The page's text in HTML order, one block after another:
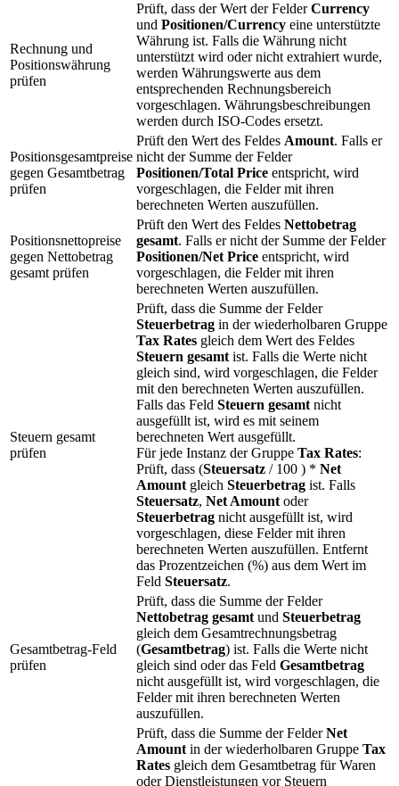
Rechnung und
Positionswährung
prüfen
Prüft, dass der Wert der FelderCurrency
und Positionen/Currency eine unterstützte
Währung ist. Falls die Währung nicht
unterstützt wird oder nicht extrahiert wurde,
werden Währungswerte aus dem
entsprechenden Rechnungsbereich
vorgeschlagen. Währungsbeschreibungen
werden durch ISO-Codes ersetzt.
Positionsgesamtpreise
gegen Gesamtbetrag
prüfen
Prüft den Wert des Feldes Amount. Falls er
nicht der Summe der Felder
Positionen/Total Price entspricht, wird
vorgeschlagen, die Felder mit ihren
berechneten Werten auszufüllen.
Positionsnettopreise
gegen Nettobetrag
gesamt prüfen
Prüft den Wert des Feldes Nettobetrag
gesamt. Falls er nicht der Summe der Felder
Positionen/Net Price entspricht, wird
vorgeschlagen, die Felder mit ihren
berechneten Werten auszufüllen.
Steuern gesamt
prüfen
Prüft, dass die Summe der Felder
Steuerbetrag in der wiederholbaren Gruppe
Tax Rates gleich dem Wert des Feldes
Steuern gesamt ist. Falls die Werte nicht
gleich sind, wird vorgeschlagen, die Felder
mit den berechneten Werten auszufüllen.
Falls das Feld Steuern gesamt nicht
ausgefüllt ist, wird es mit seinem
berechneten Wert ausgefüllt.
Für jede Instanz der Gruppe Tax Rates:
Prüft, dass (Steuersatz / 100 ) * Net
Amount gleich Steuerbetrag ist. Falls
Steuersatz, Net Amount oder
Steuerbetrag nicht ausgefüllt ist, wird
vorgeschlagen, diese Felder mit ihren
berechneten Werten auszufüllen. Entfernt
das Prozentzeichen (%) aus dem Wert im
Feld Steuersatz.
Gesamtbetrag-Feld
prüfen
Prüft, dass die Summe der Felder
Nettobetrag gesamt und Steuerbetrag
gleich dem Gesamtrechnungsbetrag
(Gesamtbetrag) ist. Falls die Werte nicht
gleich sind oder das Feld Gesamtbetrag
nicht ausgefüllt ist, wird vorgeschlagen, die
Felder mit ihren berechneten Werten
auszufüllen.
Prüft, dass die Summe der FelderNet
Amount in der wiederholbaren Gruppe Tax
Rates gleich dem Gesamtbetrag für Waren
oder Dienstleistungen vor Steuern